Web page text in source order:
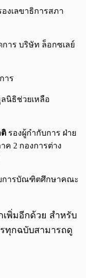
องเลขาธิการสภา
การ บริษัท ล็อกซเลย์
าร
นิธิช่วยเหลือ
รองผู้กำกับการ ฝ่าย
ค 2 กองการต่าง
การบัณฑิตศึกษาคณะ
เพิ่มอีกด้วย สำหรับ
ทุกฉบับสามารถดู